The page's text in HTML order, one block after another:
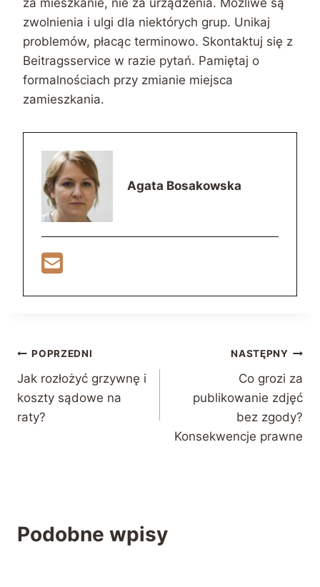
zwolnienia i ulgi dla niektórych grup. Unikaj
problemów, płacąc terminowo. Skontaktuj się z
Beitragsservice w razie pytań. Pamiętaj o
formalnościach przy zmianie miejsca
zamieszkania.
Agata Bosakowska
Nawigacja
wpisu
POPRZEDNI
Jak rozłożyć grzywnę i
koszty sądowe na
raty?
NASTĘPNY
Co grozi za
publikowanie zdjęć
bez zgody?
Konsekwencje prawne
Podobne wpisy